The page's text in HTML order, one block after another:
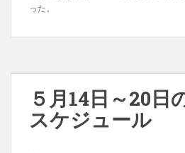
った。
５月14日～20日
スケジュール